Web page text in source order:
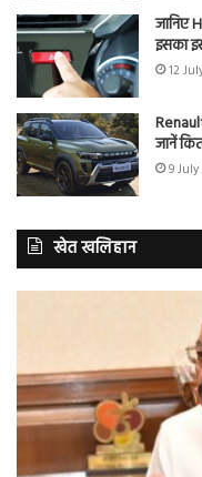
जानिए
इसका
12
जानें
9
खेत खलिहान